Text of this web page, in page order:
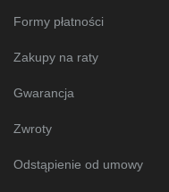
Formy płatności
Zakupy na raty
Gwarancja
Zwroty
Odstąpienie od umowy